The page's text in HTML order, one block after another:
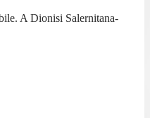
A Dionisi Salernitana-